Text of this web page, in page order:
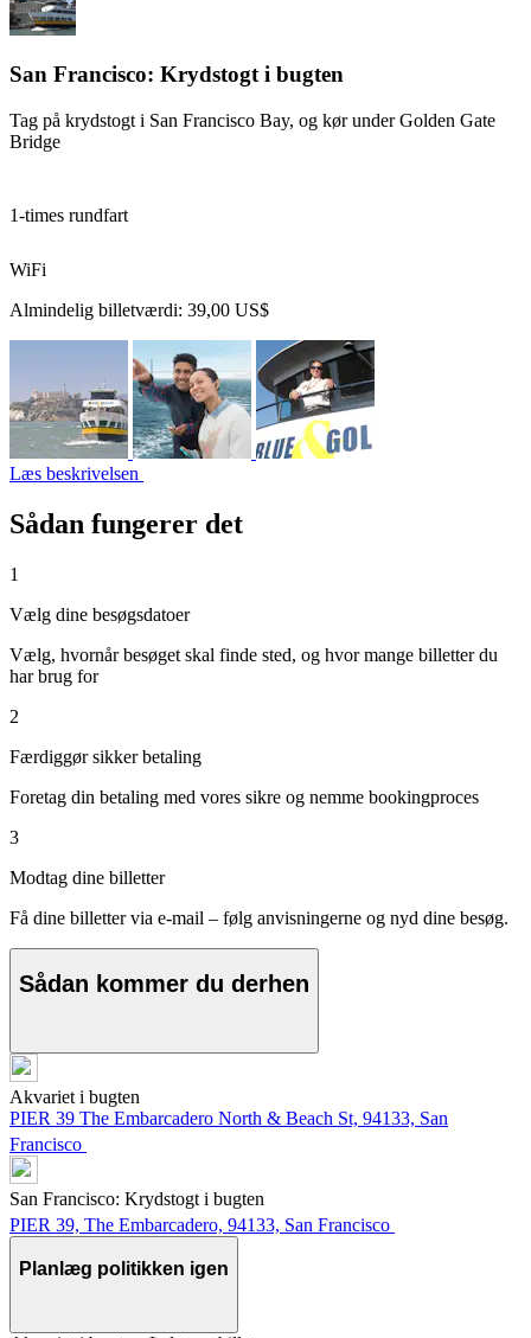
San Francisco: Krydstogt i bugten
Tag på krydstogt i San Francisco Bay, og kør under Golden Gate
Bridge
1-times rundfart
WiFi
Almindelig billetværdi: 39,00 US$
Læs beskrivelsen
Sådan fungerer det
1
Vælg dine besøgsdatoer
Vælg, hvornår besøget skal finde sted, og hvor mange billetter du
har brug for
2
Færdiggør sikker betaling
Foretag din betaling med vores sikre og nemme bookingproces
3
Modtag dine billetter
Få dine billetter via e-mail – følg anvisningerne og nyd dine besøg.
Sådan kommer du derhen
Akvariet i bugten
PIER 39 The Embarcadero North & Beach St, 94133, San
Francisco
San Francisco: Krydstogt i bugten
PIER 39, The Embarcadero, 94133, San Francisco
Planlæg politikken igen